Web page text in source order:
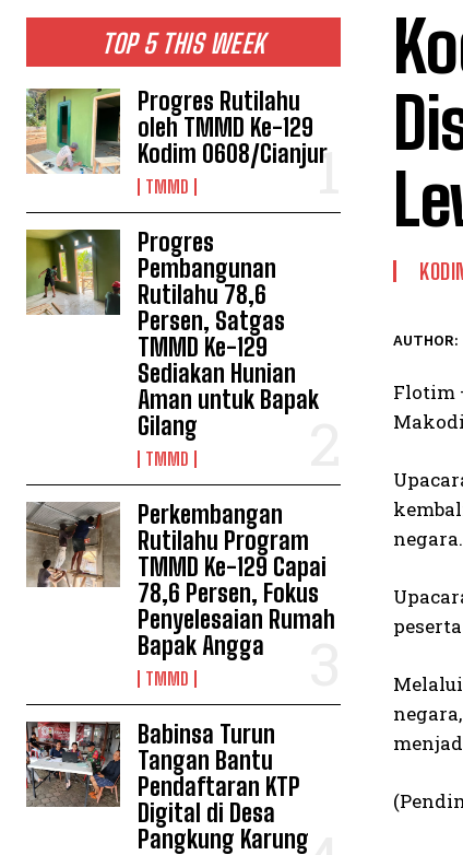
TOP 5 THIS WEEK
Progres Rutilahu
oleh TMMD Ke-129
Kodim 0608/Cianjur
TMMD
Progres
Pembangunan
Rutilahu 78,6
Persen, Satgas
TMMD Ke-129
Sediakan Hunian
Aman untuk Bapak
Gilang
TMMD
Perkembangan
Rutilahu Program
TMMD Ke-129 Capai
78,6 Persen, Fokus
Penyelesaian Rumah
Bapak Angga
TMMD
Babinsa Turun
Tangan Bantu
Pendaftaran KTP
Digital di Desa
Pangkung Karung
AUTHOR:
Flotim
negara.